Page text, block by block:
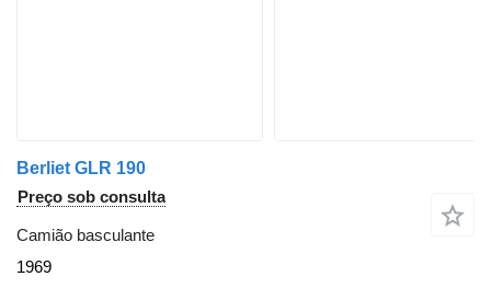
Berliet GLR 190
Preço sob consulta
Camião basculante
1969